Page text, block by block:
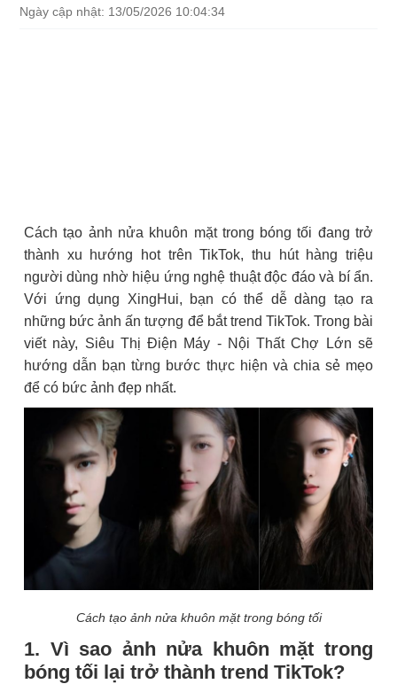
Ngày cập nhật: 13/05/2026 10:04:34
Cách tạo ảnh nửa khuôn mặt trong bóng tối đang trở
thành xu hướng hot trên TikTok, thu hút hàng triệu
người dùng nhờ hiệu ứng nghệ thuật độc đáo và bí ẩn.
Với ứng dụng XingHui, bạn có thể dễ dàng tạo ra
những bức ảnh ấn tượng để bắt trend TikTok. Trong bài
viết này, Siêu Thị Điện Máy - Nội Thất Chợ Lớn sẽ
hướng dẫn bạn từng bước thực hiện và chia sẻ mẹo
để có bức ảnh đẹp nhất.
Cách tạo ảnh nửa khuôn mặt trong bóng tối
1. Vì sao ảnh nửa khuôn mặt trong
bóng tối lại trở thành trend TikTok?